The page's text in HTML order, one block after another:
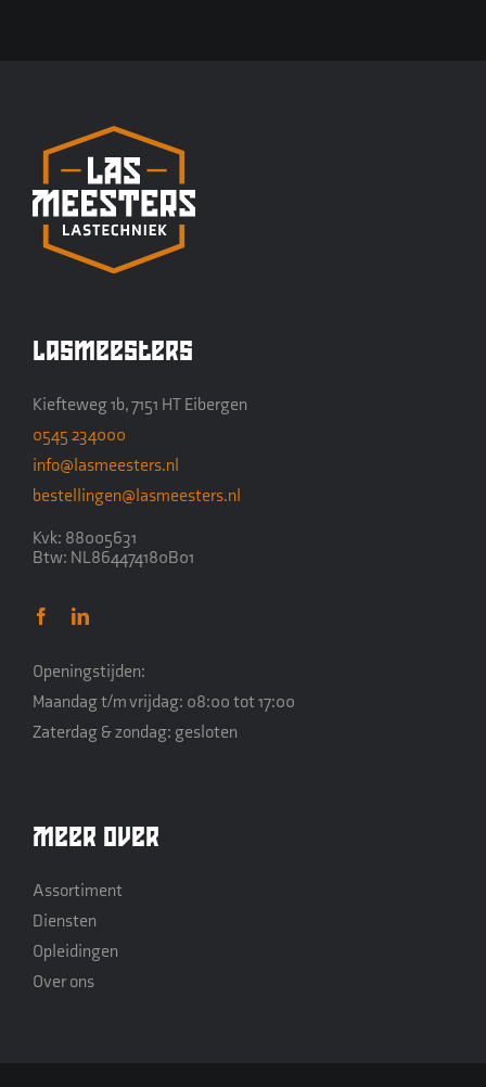
Lasmeesters
Kiefteweg 1b, 7151 HT Eibergen
0545 234000
info@lasmeesters.nl
bestellingen@lasmeesters.nl
Kvk: 88005631
Btw: NL864474180B01
Openingstijden:
Maandag t/m vrijdag: 08:00 tot 17:00
Zaterdag & zondag: gesloten
Meer over
Assortiment
Diensten
Opleidingen
Over ons